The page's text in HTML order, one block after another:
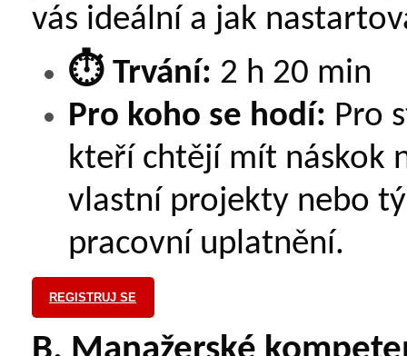
vás ideální a jak
⏱️Trvání: 2 h 20 min
Pro koho se hodí: Pro
kteří chtějí mít náskok
vlastní projekty nebo
pracovní uplatnění.
REGISTRUJ SE